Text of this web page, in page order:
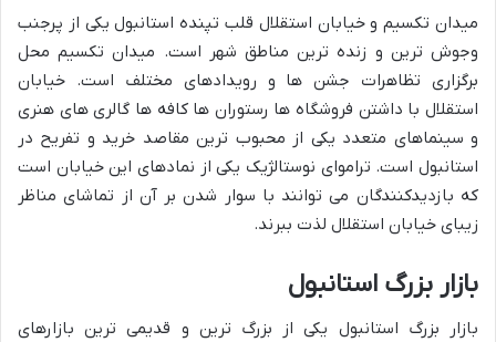
میدان تکسیم و خیابان استقلال قلب تپنده استانبول یکی از پرجنب
وجوش ترین و زنده ترین مناطق شهر است. میدان تکسیم محل
برگزاری تظاهرات جشن ها و رویدادهای مختلف است. خیابان
استقلال با داشتن فروشگاه ها رستوران ها کافه ها گالری های هنری
و سینماهای متعدد یکی از محبوب ترین مقاصد خرید و تفریح در
استانبول است. تراموای نوستالژیک یکی از نمادهای این خیابان است
که بازدیدکنندگان می توانند با سوار شدن بر آن از تماشای مناظر
زیبای خیابان استقلال لذت ببرند.
بازار بزرگ استانبول
بازار بزرگ استانبول یکی از بزرگ ترین و قدیمی ترین بازارهای